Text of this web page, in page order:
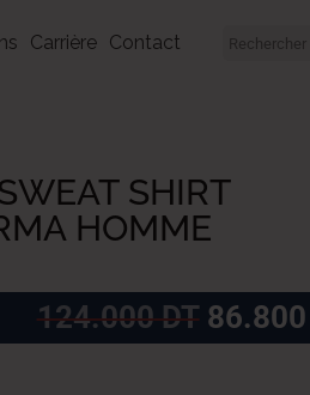
Carrière Contact
SHIRT
HOMME
124.000DT Le
prix
86.800